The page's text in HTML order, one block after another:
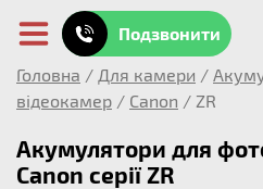
Подзвонити
Головна / Для камери /
відеокамер / Canon / ZR
Акумулятори для
Canon серії ZR